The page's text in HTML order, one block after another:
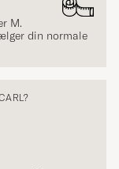
M.
din normale